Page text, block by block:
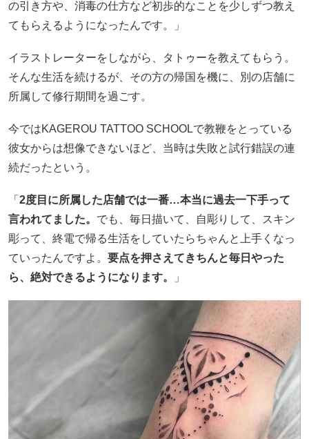
の引き方や、消毒の仕方など初歩的なことを少しずつ教え
てもらえるようになったんです。」
イラストレーターをしながら、タトゥーを教えてもらう。
そんな生活を続けるが、その方の帰国を機に、別の店舗に
所属して修行期間を過ごす。
今ではKAGEROU TATTOO SCHOOLで教鞭をとっている
彼女からは想像できないほど、当時は失敗と試行錯誤の連
続だったという。
「 2度目に所属した店舗では一番…本当に過去一下手って
言われてました。 でも、毎日描いて、自彫りして、スキン
彫って、終電で帰る生活をしていたらちゃんと上手くなっ
ていったんですよ。 要点を押さえてきちんと毎日やった
ら、絶対できるようになります。
」